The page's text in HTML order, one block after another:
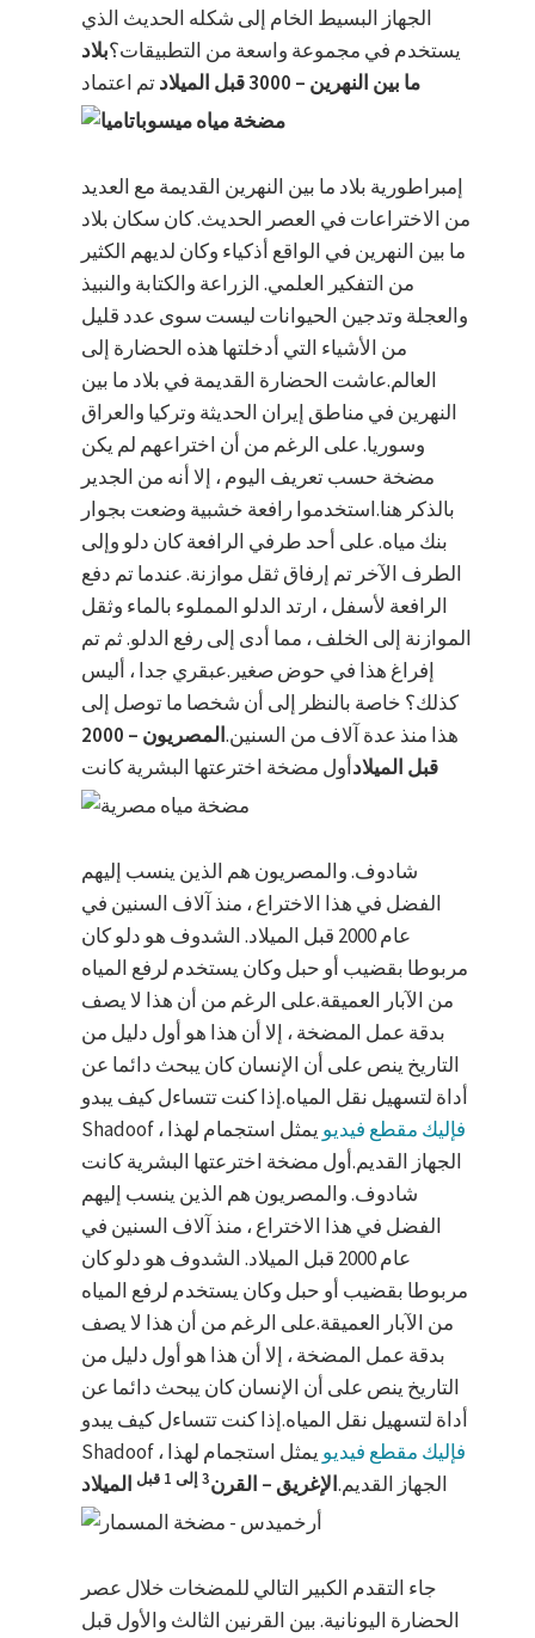
الجهاز البسيط الخام إلى شكله الحديث الذي
يستخدم في مجموعة واسعة من التطبيقات؟بلاد
ما بين النهرين – 3000 قبل الميلاد
تم اعتماد
إمبراطورية بلاد ما بين النهرين القديمة مع العديد
من الاختراعات في العصر الحديث. كان سكان بلاد
ما بين النهرين في الواقع أذكياء وكان لديهم الكثير
من التفكير العلمي. الزراعة والكتابة والنبيذ
والعجلة وتدجين الحيوانات ليست سوى عدد قليل
من الأشياء التي أدخلتها هذه الحضارة إلى
العالم.عاشت الحضارة القديمة في بلاد ما بين
النهرين في مناطق إيران الحديثة وتركيا والعراق
وسوريا. على الرغم من أن اختراعهم لم يكن
مضخة حسب تعريف اليوم ، إلا أنه من الجدير
بالذكر هنا.استخدموا رافعة خشبية وضعت بجوار
بنك مياه. على أحد طرفي الرافعة كان دلو وإلى
الطرف الآخر تم إرفاق ثقل موازنة. عندما تم دفع
الرافعة لأسفل ، ارتد الدلو المملوء بالماء وثقل
الموازنة إلى الخلف ، مما أدى إلى رفع الدلو. ثم تم
إفراغ هذا في حوض صغير.عبقري جدا ، أليس
كذلك؟ خاصة بالنظر إلى أن شخصا ما توصل إلى
هذا منذ عدة آلاف من السنين.
المصريون – 2000
قبل الميلادأول مضخة اخترعتها البشرية كانت
شادوف. والمصريون هم الذين ينسب إليهم
الفضل في هذا الاختراع ، منذ آلاف السنين في
عام 2000 قبل الميلاد. الشدوف هو دلو كان
مربوطا بقضيب أو حبل وكان يستخدم لرفع المياه
من الآبار العميقة.على الرغم من أن هذا لا يصف
بدقة عمل المضخة ، إلا أن هذا هو أول دليل من
التاريخ ينص على أن الإنسان كان يبحث دائما عن
أداة لتسهيل نقل المياه.إذا كنت تتساءل كيف يبدو
Shadoof ،
فإليك مقطع فيديو يمثل استجمام لهذا
الجهاز القديم.أول مضخة اخترعتها البشرية كانت
شادوف. والمصريون هم الذين ينسب إليهم
الفضل في هذا الاختراع ، منذ آلاف السنين في
عام 2000 قبل الميلاد. الشدوف هو دلو كان
مربوطا بقضيب أو حبل وكان يستخدم لرفع المياه
من الآبار العميقة.على الرغم من أن هذا لا يصف
بدقة عمل المضخة ، إلا أن هذا هو أول دليل من
التاريخ ينص على أن الإنسان كان يبحث دائما عن
أداة لتسهيل نقل المياه.إذا كنت تتساءل كيف يبدو
Shadoof ،
فإليك مقطع فيديو يمثل استجمام لهذا
الجهاز القديم.الإغريق – القرن3 إلى 1 قبل الميلاد
جاء التقدم الكبير التالي للمضخات خلال عصر
الحضارة اليونانية. بين القرنين الثالث والأول قبل